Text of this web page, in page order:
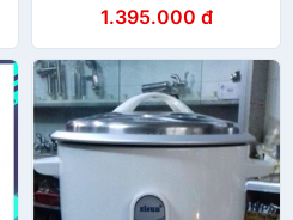
1.395.000 đ